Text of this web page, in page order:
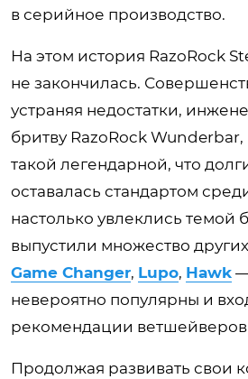
в серийное производство.
На этом история RazoRock
не закончилась.
устраняя недостатки,
бритву RazoRock Wunderbar,
такой легендарной, что
оставалась стандартом
настолько увлеклись темой
выпустили множество
Game Changer, Lupo, Hawk
невероятно популярны и
рекомендации ветшейверов
Продолжая развивать свои